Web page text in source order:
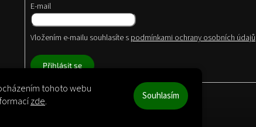
tohoto webu
zde.
Souhlasím
E-mail
Vložením e-mailu souhlasíte spodmínkami ochrany osobních údajů
Přihlásit se